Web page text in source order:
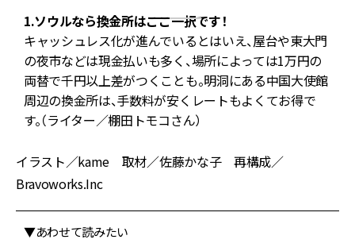
1.ソウルなら換金所はここ一択です！
キャッシュレス化が進んでいるとはいえ、屋台や東大門
の夜市などは現金払いも多く、場所によっては1万円の
両替で千円以上差がつくことも。明洞にある中国大使館
周辺の換金所は、手数料が安くレートもよくてお得で
す。（ライター／棚田トモコさん）
イラスト／kame 取材／佐藤かな子 再構成／
Bravoworks.Inc
▼あわせて読みたい